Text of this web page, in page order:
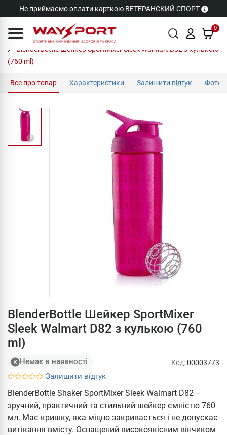
Не приймаємо оплати карткою ВЕТЕРАНСКИЙ СПОРТ
0
BlenderBottle Шейкер SportMixer Sleek Walmart D82 з кулькою
(760 ml)
Все про товар Характеристики Залишити відгук Фото
BlenderBottle Шейкер SportMixer
Sleek Walmart D82 з кулькою (760
ml)
Немає в наявності
Залишити відгук
Код:00003773
BlenderBottle Shaker SportMixer Sleek Walmart D82 –
зручний, практичний та стильний шейкер ємністю 760
мл. Має кришку, яка міцно закривається і не допускає
витікання вмісту. Оснащений високоякісним вінчиком